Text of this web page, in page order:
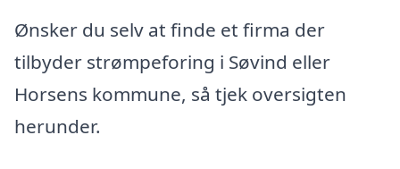
Ønsker du selv at finde et firma der
tilbyder strømpeforing i Søvind eller
Horsens kommune, så tjek oversigten
herunder.